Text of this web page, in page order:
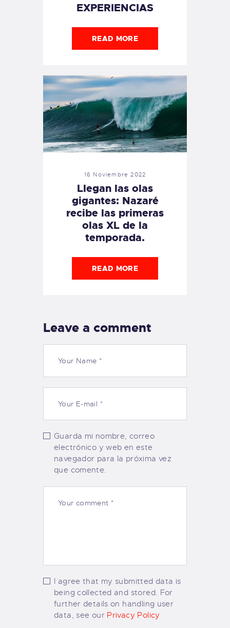
EXPERIENCIAS
READ MORE
16 Noviembre 2022
Llegan las olas
gigantes: Nazaré
recibe las primeras
olas XL de la
temporada.
READ MORE
Leave a comment
Guarda mi nombre, correo
electrónico y web en este
navegador para la próxima vez
que comente.
I agree that my submitted data is
being collected and stored. For
further details on handling user
data, see our Privacy Policy